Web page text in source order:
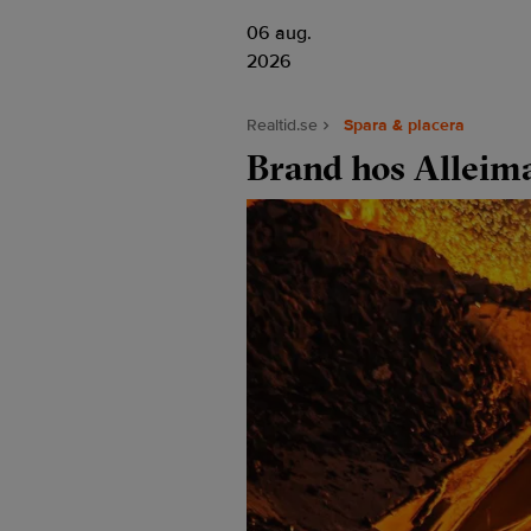
06 aug.
2026
Realtid.se Spara & placera
Brand hos